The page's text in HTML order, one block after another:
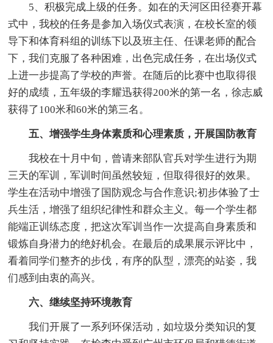
5、积极完成上级的任务。如在的天河区田径赛开幕
式中，我校的任务是参加入场仪式表演，在校长室的领
导下和体育科组的训练下以及班主任、任课老师的配合
下，我们克服了各种困难，出色完成任务，在出场仪式
上进一步提高了学校的声誉。在随后的比赛中也取得很
好的成绩，五年级的李耀迅获得200米的第一名，徐志威
获得了100米和60米的第三名。
五、增强学生身体素质和心理素质，开展国防教育
我校在十月中旬，曾请来部队官兵对学生进行为期
三天的军训，军训时间虽然较短，但取得很好的效果。
学生在活动中增强了国防观念与合作意识;初步体验了士
兵生活，增强了组织纪律性和群众主义。每一个学生都
能端正训练态度，把这次军训当作一次提高自身素质和
锻炼自身潜力的绝好机会。在最后的成果展示评比中，
看着同学们整齐的步伐，有序的队型，漂亮的站姿，我
们感到由衷的高兴。
六、继续坚持环境教育
我们开展了一系列环保活动，如垃圾分类知识的复